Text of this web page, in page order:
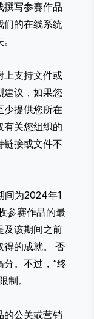
撰写参赛作品
的在线系统
上支持文件或
建议，如果您
少提供您所在
有关您组织的
链接或文件不
间为2024年1
参赛作品的最
及该期间之前
得的成就。 否
分。不过，“终
制。
的公关或营销